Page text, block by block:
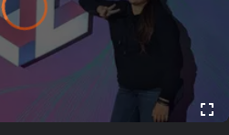
is
loading.